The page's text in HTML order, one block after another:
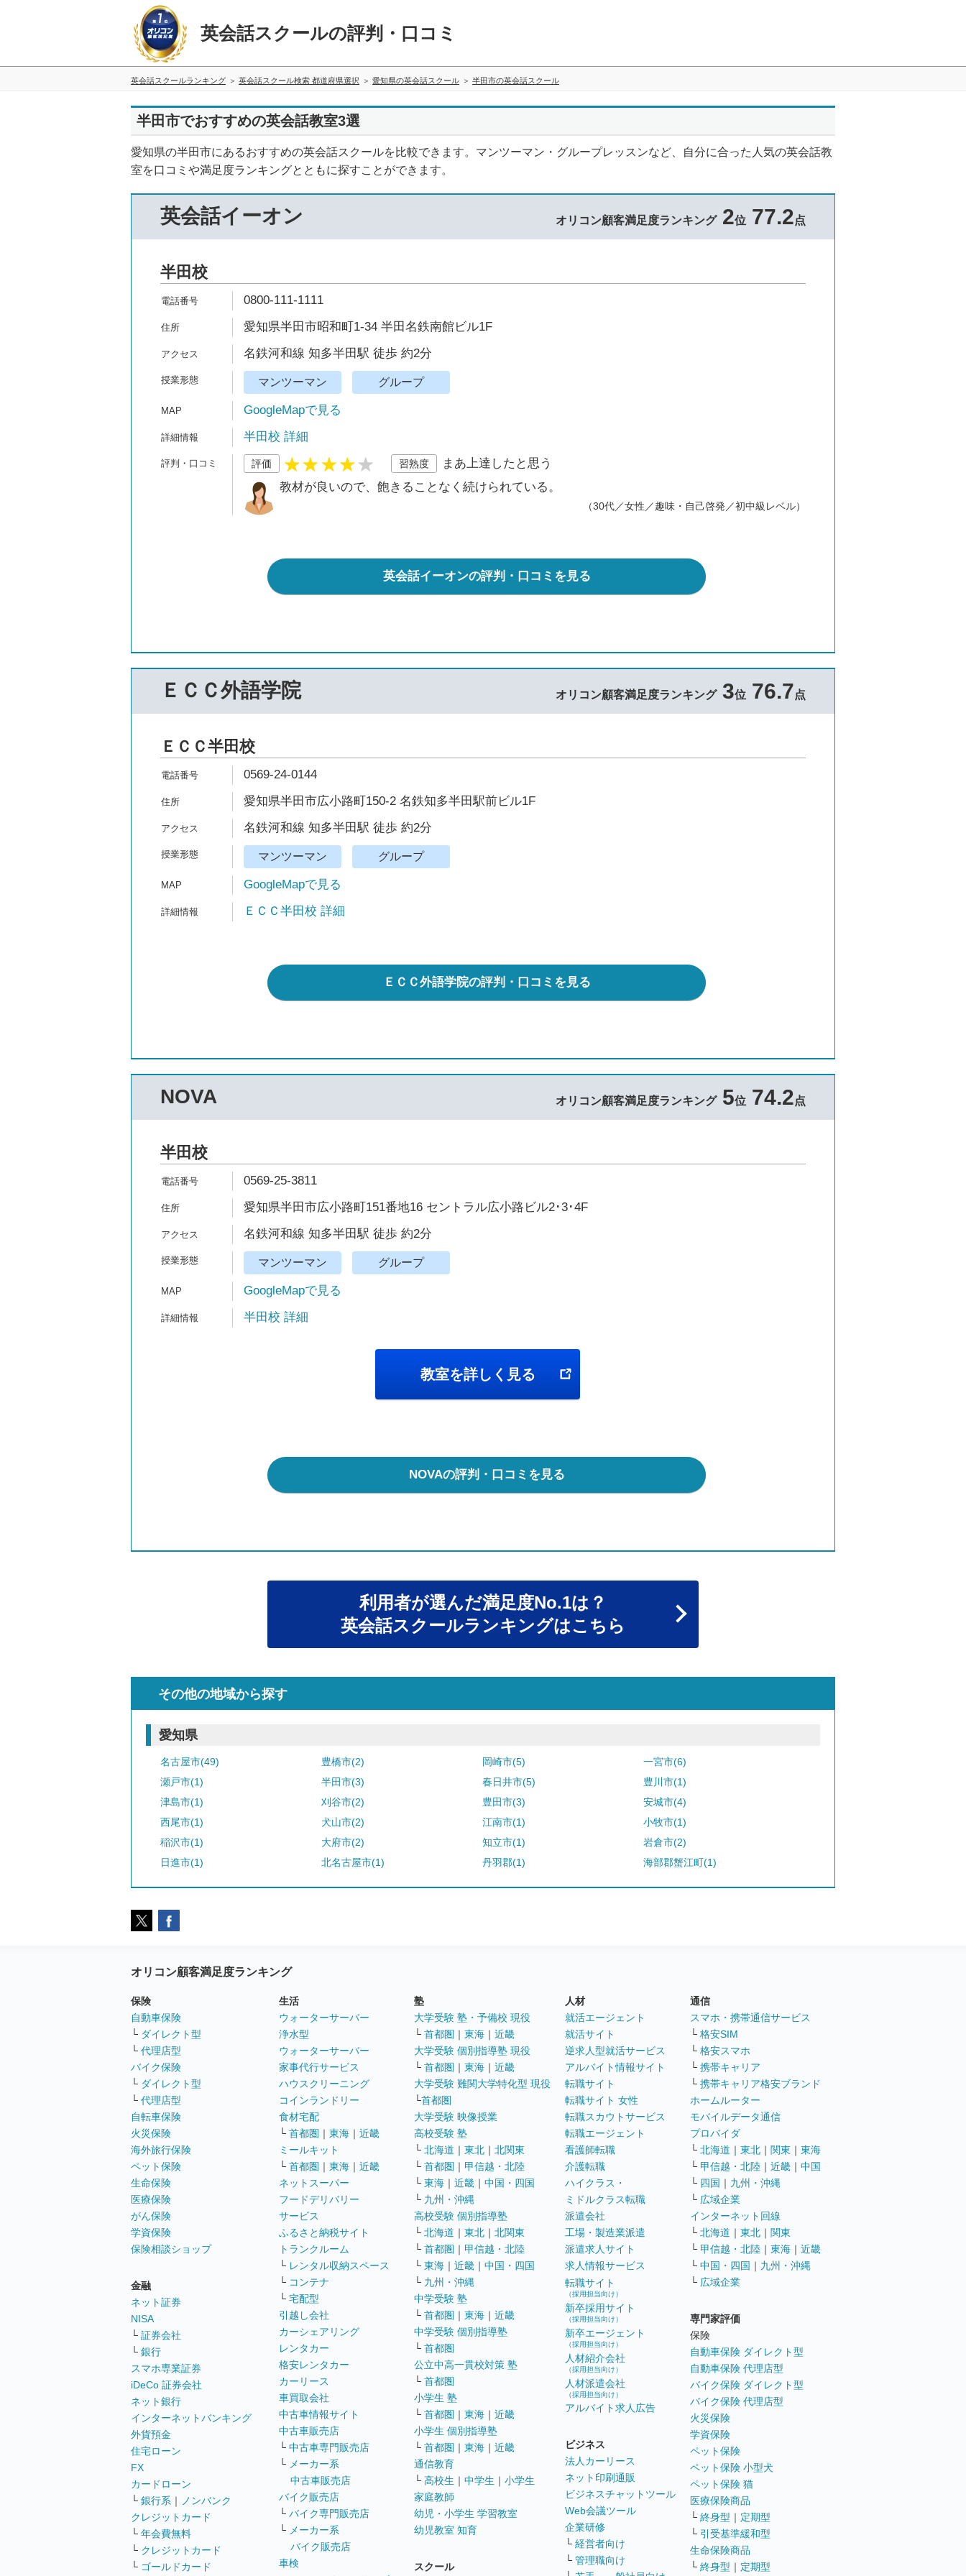
英会話スクールの評判・口コミ
英会話スクールランキング 英会話スクール検索 都道府県選択 愛知県の英会話スクール 半田市の英会話スクール
半田市でおすすめの英会話教室3選
愛知県の半田市にあるおすすめの英会話スクールを比較できます。マンツーマン・グループレッスンなど、自分に合った人気の英会話教
室を口コミや満足度ランキングとともに探すことができます。
英会話イーオン オリコン顧客満足度ランキング2位 77.2点
半田校
0800-111-1111
愛知県半田市昭和町1-34 半田名鉄南館ビル1F
名鉄河和線 知多半田駅 徒歩 約2分
マンツーマン グループ
GoogleMapで見る
半田校 詳細
評価 習熟度
まあ上達したと思う
教材が良いので、飽きることなく続けられている。
（30代／女性／趣味・自己啓発／初中級レベル）
英会話イーオンの評判・口コミを見る
ＥＣＣ外語学院 オリコン顧客満足度ランキング3位 76.7点
ＥＣＣ半田校
0569-24-0144
愛知県半田市広小路町150-2 名鉄知多半田駅前ビル1F
名鉄河和線 知多半田駅 徒歩 約2分
マンツーマン グループ
GoogleMapで見る
ＥＣＣ半田校 詳細
ＥＣＣ外語学院の評判・口コミを見る
NOVA オリコン顧客満足度ランキング5位 74.2点
半田校
0569-25-3811
愛知県半田市広小路町151番地16 セントラル広小路ビル2･3･4F
名鉄河和線 知多半田駅 徒歩 約2分
マンツーマン グループ
GoogleMapで見る
半田校 詳細
教室を詳しく見る
NOVAの評判・口コミを見る
利用者が選んだ満足度No.1は？
英会話スクールランキングはこちら
その他の地域から探す
愛知県
名古屋市(49) 豊橋市(2) 岡崎市(5)
一宮市(6)
瀬戸市(1)
半田市(3) 春日井市(5)
豊川市(1)
津島市(1)
刈谷市(2) 豊田市(3)
安城市(4)
西尾市(1)
犬山市(2) 江南市(1)
小牧市(1)
稲沢市(1)
大府市(2) 知立市(1)
岩倉市(2)
日進市(1)
北名古屋市(1) 丹羽郡(1) 海部郡蟹江町(1)
オリコン顧客満足度ランキング
保険
自動車保険
└ ダイレクト型
└ 代理店型
バイク保険
└ ダイレクト型
└ 代理店型
自転車保険
火災保険
海外旅行保険
ペット保険
生命保険
医療保険
がん保険
学資保険
保険相談ショップ
金融
ネット証券
NISA
└ 証券会社
└ 銀行
スマホ専業証券
iDeCo 証券会社
ネット銀行
インターネットバンキング
外貨預金
住宅ローン
FX
カードローン
└ 銀行系 ｜
ノンバンク
クレジットカード
└ 年会費無料
└ クレジットカード
└ ゴールドカード
生活
ウォーターサーバー
浄水型
ウォーターサーバー
家事代行サービス
ハウスクリーニング
コインランドリー
食材宅配
└ 首都圏 ｜ 東海 ｜ 近畿
ミールキット
└ 首都圏 ｜ 東海 ｜ 近畿
ネットスーパー
フードデリバリー
サービス
ふるさと納税サイト
トランクルーム
└ レンタル収納スペース
└ コンテナ
└ 宅配型
引越し会社
カーシェアリング
レンタカー
格安レンタカー
カーリース
車買取会社
中古車情報サイト
中古車販売店
└ 中古車専門販売店
└ メーカー系
中古車販売店
バイク販売店
└ バイク専門販売店
└ メーカー系
バイク販売店
車検
塾
大学受験 塾・予備校 現役
└ 首都圏 ｜ 東海 ｜ 近畿
大学受験 個別指導塾 現役
└ 首都圏 ｜ 東海 ｜ 近畿
大学受験 難関大学特化型 現役
└首都圏
大学受験 映像授業
高校受験 塾
└ 北海道 ｜ 東北 ｜ 北関東
└ 首都圏 ｜ 甲信越・北陸
└ 東海 ｜ 近畿 ｜ 中国・四国
└ 九州・沖縄
高校受験 個別指導塾
└ 北海道 ｜ 東北 ｜ 北関東
└ 首都圏 ｜ 甲信越・北陸
└ 東海 ｜ 近畿 ｜ 中国・四国
└ 九州・沖縄
中学受験 塾
└ 首都圏 ｜ 東海 ｜ 近畿
中学受験 個別指導塾
└ 首都圏
公立中高一貫校対策 塾
└ 首都圏
小学生 塾
└ 首都圏 ｜ 東海 ｜ 近畿
小学生 個別指導塾
└ 首都圏 ｜ 東海 ｜ 近畿
通信教育
└ 高校生 ｜ 中学生 ｜ 小学生
家庭教師
幼児・小学生 学習教室
幼児教室 知育
スクール
人材
就活エージェント
就活サイト
逆求人型就活サービス
アルバイト情報サイト
転職サイト
転職サイト 女性
転職スカウトサービス
転職エージェント
看護師転職
介護転職
ハイクラス・
ミドルクラス転職
派遣会社
工場・製造業派遣
派遣求人サイト
求人情報サービス
転職サイト
（採用担当向け）
新卒採用サイト
（採用担当向け）
新卒エージェント
（採用担当向け）
人材紹介会社
（採用担当向け）
人材派遣会社
（採用担当向け）
アルバイト求人広告
ビジネス
法人カーリース
ネット印刷通販
ビジネスチャットツール
Web会議ツール
企業研修
└ 経営者向け
└ 管理職向け
通信
スマホ・携帯通信サービス
└ 格安SIM
└ 格安スマホ
└ 携帯キャリア
└ 携帯キャリア格安ブランド
ホームルーター
モバイルデータ通信
プロバイダ
└ 北海道 ｜ 東北 ｜ 関東 ｜ 東海
└ 甲信越・北陸 ｜ 近畿 ｜ 中国
└ 四国 ｜ 九州・沖縄
└ 広域企業
インターネット回線
└ 北海道 ｜ 東北 ｜ 関東
└ 甲信越・北陸 ｜ 東海 ｜ 近畿
└ 中国・四国 ｜ 九州・沖縄
└ 広域企業
専門家評価
保険
自動車保険 ダイレクト型
自動車保険 代理店型
バイク保険 ダイレクト型
バイク保険 代理店型
火災保険
学資保険
ペット保険
ペット保険 小型犬
ペット保険 猫
医療保険商品
└ 終身型 ｜ 定期型
└ 引受基準緩和型
生命保険商品
└ 終身型 ｜ 定期型